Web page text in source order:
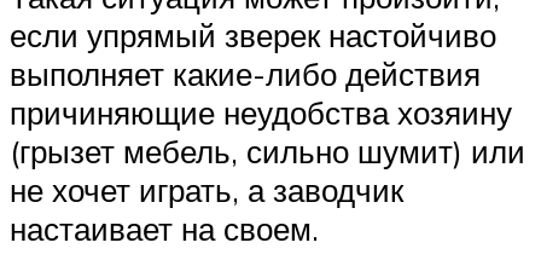
если упрямый зверек настойчиво
выполняет какие-либо действия
причиняющие неудобства хозяину
(грызет мебель, сильно шумит) или
не хочет играть, а заводчик
настаивает на своем.